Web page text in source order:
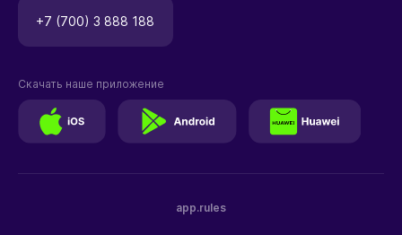
+7 (700) 3 888 188
app.rules
Скачать наше приложение